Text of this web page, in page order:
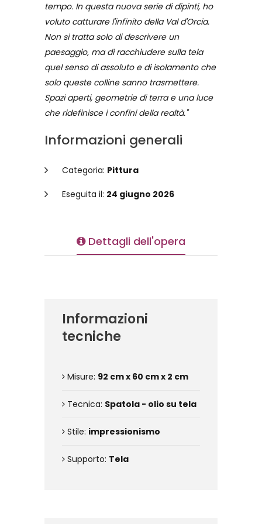
tempo. In questa nuova serie di dipinti, ho
voluto catturare l'infinito della Val d'Orcia.
Non si tratta solo di descrivere un
paesaggio, ma di racchiudere sulla tela
quel senso di assoluto e di isolamento che
solo queste colline sanno trasmettere.
Spazi aperti, geometrie di terra e una luce
che ridefinisce i confini della realtà."
Informazioni generali
Categoria: Pittura
Eseguita il: 24 giugno 2026
Dettagli dell'opera
Informazioni
tecniche
Misure: 92 cm x 60 cm x 2 cm
Tecnica: Spatola - olio su tela
Stile: impressionismo
Supporto: Tela